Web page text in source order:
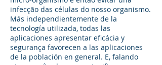
infecção das células do nosso organismo.
Más independientemente de la
tecnología utilizada, todas las
aplicaciones apresentar eficácia y
segurança favorecen a las aplicaciones
de la población en general. E, falando